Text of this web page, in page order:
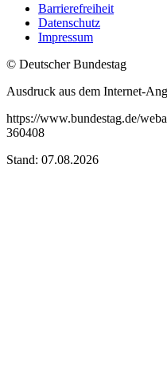
Barrierefreiheit
Datenschutz
Impressum
© Deutscher Bundestag
Ausdruck aus dem Internet-
https://www.bundestag.de/
360408
Stand: 07.08.2026